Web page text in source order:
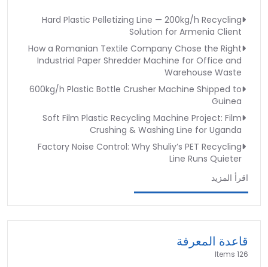
Hard Plastic Pelletizing Line — 200kg/h Recycling
Solution for Armenia Client
How a Romanian Textile Company Chose the Right
Industrial Paper Shredder Machine for Office and
Warehouse Waste
600kg/h Plastic Bottle Crusher Machine Shipped to
Guinea
Soft Film Plastic Recycling Machine Project: Film
Crushing & Washing Line for Uganda
Factory Noise Control: Why Shuliy’s PET Recycling
Line Runs Quieter
اقرأ المزيد
قاعدة المعرفة
126 Items